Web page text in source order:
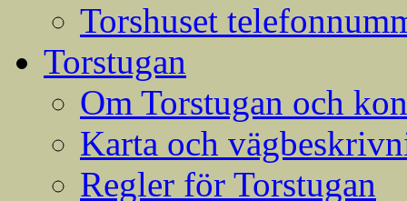
Torshuset
Torstugan
Om Torstugan och
Karta och
Regler för Torstugan